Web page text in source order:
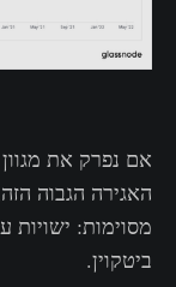
‌אם נפרק את
האגירה הגבוה
ביטקוין.